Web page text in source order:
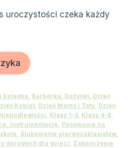
uroczystości czeka każdy
Dziadka, Barbórka, Dożynki, Dzień
Kobiet, Dzień Mamy i Taty, Dzień
, Klasy 1-3, Klasy 4-8,
instrumentacje, Pasowanie na
, Ślubowanie pierwszoklasistów,
dorosłych dla dzieci, Zakończenie